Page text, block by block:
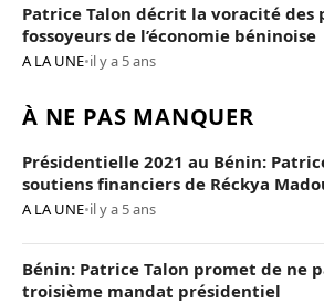
Patrice Talon décrit la voracité des
fossoyeurs de l’économie béninoise
A LA UNE•il y a 5 ans
À NE PAS MANQUER
Présidentielle 2021 au Bénin:
soutiens financiers de Réckya
A LA UNE•il y a 5 ans
Bénin: Patrice Talon promet de ne
troisième mandat présidentiel